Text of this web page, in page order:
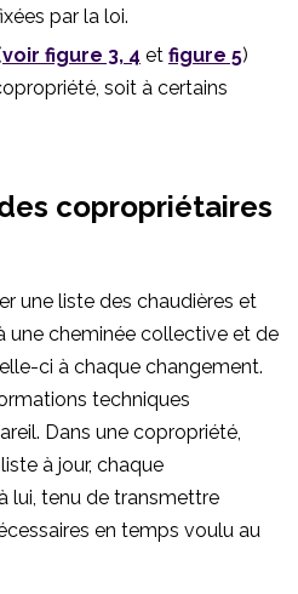
par la loi.
voir figure 3, 4 et figure 5)
soit à certains
copropriétaires
une liste des chaudières et
une cheminée collective et de
ci à chaque changement.
techniques
Dans une copropriété,
à jour, chaque
lui, tenu de transmettre
en temps voulu au